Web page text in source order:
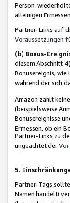
Person,
alleinigen
Partner-Links auf
Voraussetzungen
(b) Bonus-
diesem Abschnitt
Bonusereignis, wie
während der sich
Amazon zahlt
(beispielsweise
Bonusereignisse
Ermessen, ob ein
Partner-Links zu
ungeachtet der
5.
Partner-Tags
Namen handelt)